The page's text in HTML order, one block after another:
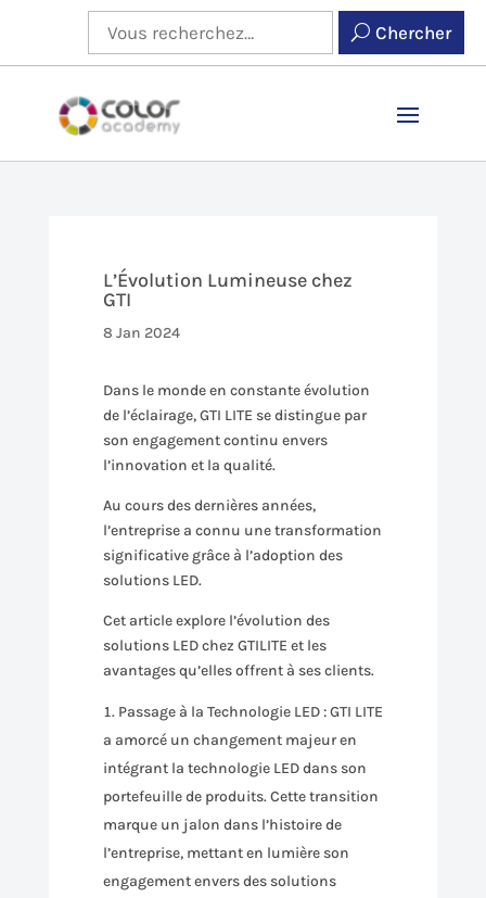
Chercher
L’Évolution Lumineuse chez
GTI
8 Jan 2024
Dans le monde en constante évolution
de l’éclairage, GTI LITE se distingue par
son engagement continu envers
l’innovation et la qualité.
Au cours des dernières années,
l’entreprise a connu une transformation
significative grâce à l’adoption des
solutions LED.
Cet article explore l’évolution des
solutions LED chez GTILITE et les
avantages qu’elles offrent à ses clients.
Passage à la Technologie LED : GTI LITE
a amorcé un changement majeur en
intégrant la technologie LED dans son
portefeuille de produits. Cette transition
marque un jalon dans l’histoire de
l’entreprise, mettant en lumière son
engagement envers des solutions